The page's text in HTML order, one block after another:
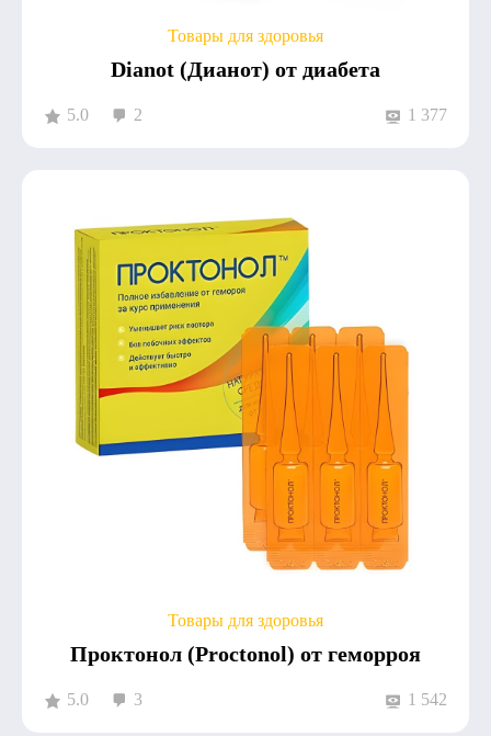
Товары для здоровья
Dianot (Дианот) от диабета
5.0 2 1 377
Товары для здоровья
Проктонол (Proctonol) от геморроя
5.0 3 1 542